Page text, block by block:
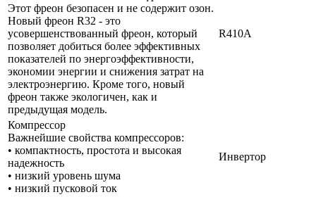
Этот фреон безопасен и не содержит озон.
Новый фреон R32 - это
усовершенствованный фреон, который
позволяет добиться более эффективных
показателей по энергоэффективности,
экономии энергии и снижения затрат на
электроэнергию. Кроме того, новый
фреон также экологичен, как и
предыдущая модель.
R410A
Компрессор
Важнейшие свойства компрессоров:
• компактность, простота и высокая
надежность
• низкий уровень шума
• низкий пусковой ток
Инвертор